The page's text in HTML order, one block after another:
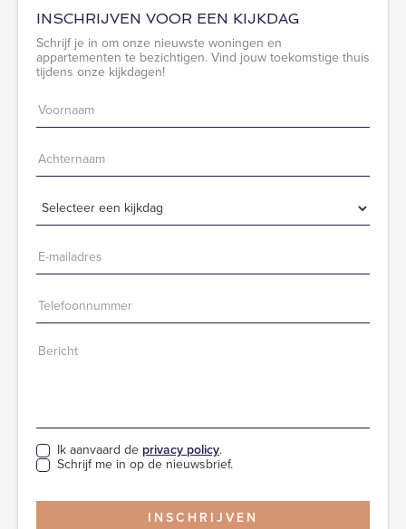
INSCHRIJVEN VOOR EEN KIJKDAG
Schrijf je in om onze nieuwste woningen en
appartementen te bezichtigen. Vind jouw toekomstige thuis
tijdens onze kijkdagen!
Ik aanvaard de privacy policy.
Schrijf me in op de nieuwsbrief.